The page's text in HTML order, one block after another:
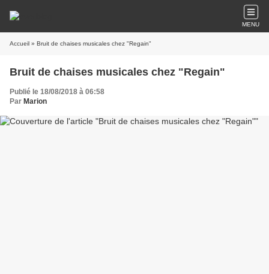
MENU
Accueil » Bruit de chaises musicales chez "Regain"
Bruit de chaises musicales chez "Regain"
Publié le 18/08/2018 à 06:58
Par Marion